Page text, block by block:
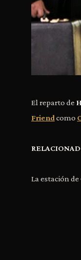
El reparto de
Friendcomo
La estación